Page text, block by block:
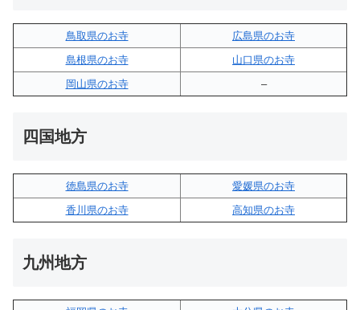
鳥取県のお寺
広島県のお寺
島根県のお寺
山口県のお寺
岡山県のお寺
–
四国地方
徳島県のお寺
愛媛県のお寺
香川県のお寺
高知県のお寺
九州地方